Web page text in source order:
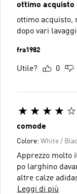
ottimo acquisto
ottimo acquisto,
dopo vari
fra1982
Utile? 0
comode
Colore: White /
Apprezzo molto
po larghino
altre calze
Leggi di più